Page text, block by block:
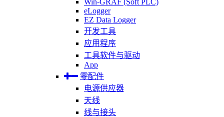
Win-GRAF (Soft PLC)
eLogger
EZ Data Logger
开发工具
应用程序
工具软件与驱动
App
零配件
电源供应器
天线
线与接头